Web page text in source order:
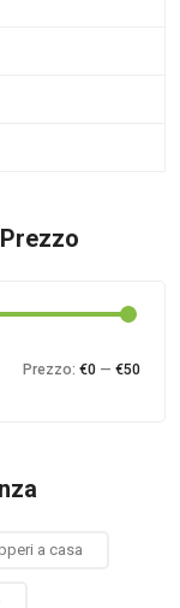
Prezzo
Prezzo
Prezzo: €0 — €50
a casa